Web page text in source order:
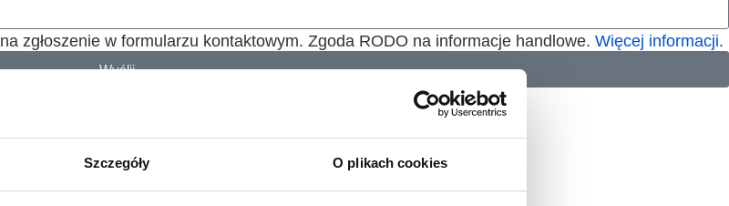
Szczegóły O plikach cookies
zgłoszenie w formularzu kontaktowym. Zgoda RODO na informacje handlowe. Więcej informacji.
Wyślij